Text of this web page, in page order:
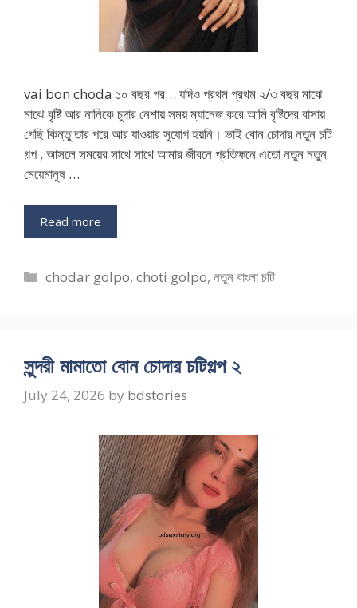
vai bon choda ১০ বছর পর… যদিও প্রথম প্রথম ২/৩ বছর মাঝে
মাঝে বৃষ্টি আর নানিকে চুদার নেশায় সময় ম্যানেজ করে আমি বৃষ্টিদের বাসায়
গেছি কিন্তু তার পরে আর যাওয়ার সুযোগ হয়নি। ভাই বোন চোদার নতুন চটি
গল্প , আসলে সময়ের সাথে সাথে আমার জীবনে প্রতিক্ষনে এতো নতুন নতুন
মেয়েমানুষ …
Read more
Categories
chodar golpo,choti golpo,নতুন বাংলা চটি
সুন্দরী মামাতো বোন চোদার চটিগল্প ২
July 24, 2026 by bdstories